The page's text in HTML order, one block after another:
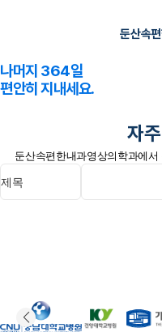
둔산속
나머지 364일
편안히 지내세요.
자
둔산속편한내과영상의학과에